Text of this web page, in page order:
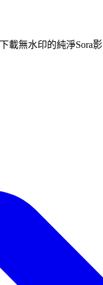
載無水印的純淨Sora